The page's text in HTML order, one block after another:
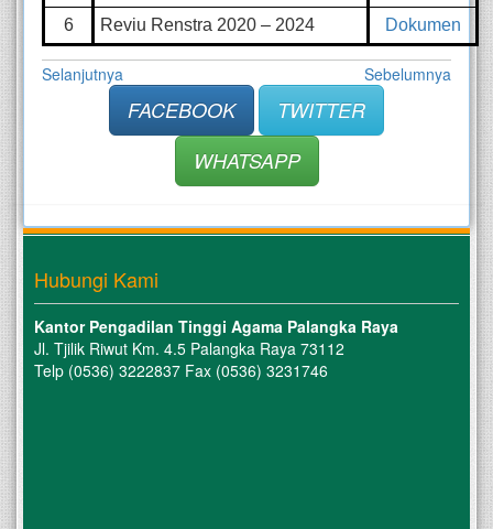
6
Reviu Renstra 2020 – 2024 Dokumen
Selanjutnya Sebelumnya
FACEBOOK
TWITTER
WHATSAPP
Hubungi Kami
Kantor Pengadilan Tinggi Agama Palangka Raya
Jl. Tjilik Riwut Km. 4.5 Palangka Raya 73112
Telp (0536) 3222837 Fax (0536) 3231746